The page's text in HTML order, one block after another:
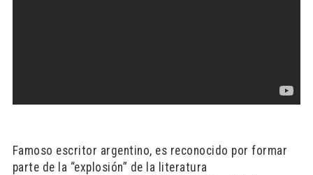
Famoso escritor argentino, es reconocido por formar
parte de la “explosión” de la literatura